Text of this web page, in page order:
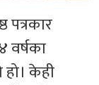
पत्रकार
वर्षका
केही